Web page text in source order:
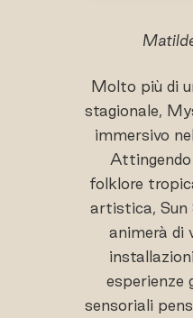
Molto più di
stagionale,
immersivo
folklore
artistica, Sun
animerà di
esperienze
sensoriali